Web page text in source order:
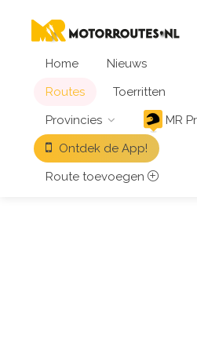
Home
Nieuws
Routes
Toerritten
Provincies
MR
Ontdek de App!
Route toevoegen